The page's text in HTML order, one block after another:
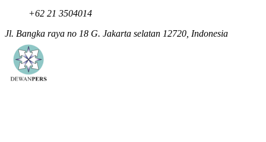
+62 21 3504014
Jl. Bangka raya no 18 G. Jakarta selatan 12720, Indonesia